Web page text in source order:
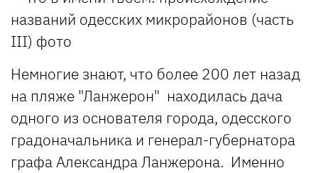
Немногие знают, что более 200 лет назад
на пляже "Ланжерон" находилась дача
одного из основателя города, одесского
градоначальника и генерал-губернатора
графа Александра Ланжерона. Именно